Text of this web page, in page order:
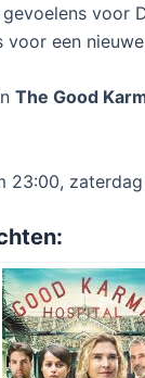
voor
een
The Good
23:00,